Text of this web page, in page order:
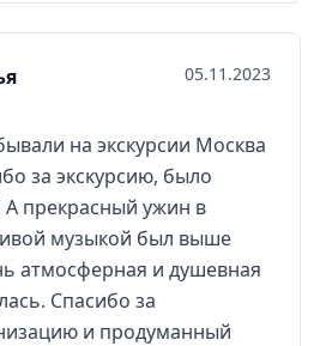
05.11.2023
на экскурсии Москва
за экскурсию, было
А прекрасный ужин в
музыкой был выше
атмосферная и душевная
Спасибо за
и продуманный